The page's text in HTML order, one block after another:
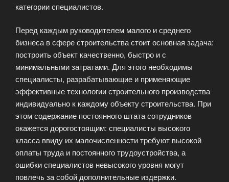
категории специалистов.
Перед каждым руководителем малого и среднего
бизнеса в сфере строительства стоит основная задача:
построить объект качественно, быстро и с
минимальными затратами. Для этого необходимы
специалисты, разрабатывающие и применяющие
эффективные технологии строительного производства
индивидуально к каждому объекту строительства. При
этом содержание постоянного штата сотрудников
окажется дорогостоящим: специалисты высокого
класса ввиду их малочисленности требуют высокой
оплаты труда и постоянного трудоустройства, а
ошибки специалистов невысокого уровня могут
повлечь за собой дополнительные издержки.